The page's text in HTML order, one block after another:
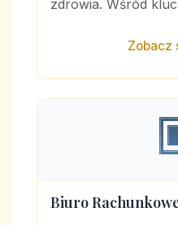
zdrowia. Wśród
Zobacz
Biuro